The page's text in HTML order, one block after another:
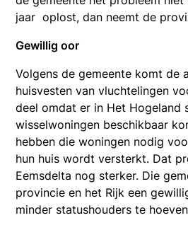
jaar oplost, dan neemt de
Gewillig oor
Volgens de gemeente komt de
huisvesten van vluchtelingen
deel omdat er in Het Hogeland
wisselwoningen beschikbaar
hebben die woningen nodig
hun huis wordt versterkt. Dat
Eemsdelta nog sterker. Die
provincie en het Rijk een
minder statushouders te